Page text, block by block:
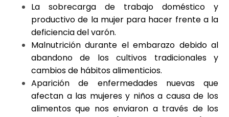
La sobrecarga de trabajo doméstico y
productivo de la mujer para hacer frente a la
deficiencia del varón.
Malnutrición durante el embarazo debido al
abandono de los cultivos tradicionales y
cambios de hábitos alimenticios.
Aparición de enfermedades nuevas que
afectan a las mujeres y niños a causa de los
alimentos que nos enviaron a través de los